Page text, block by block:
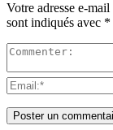
Votre adresse e-
sont indiqués avec *